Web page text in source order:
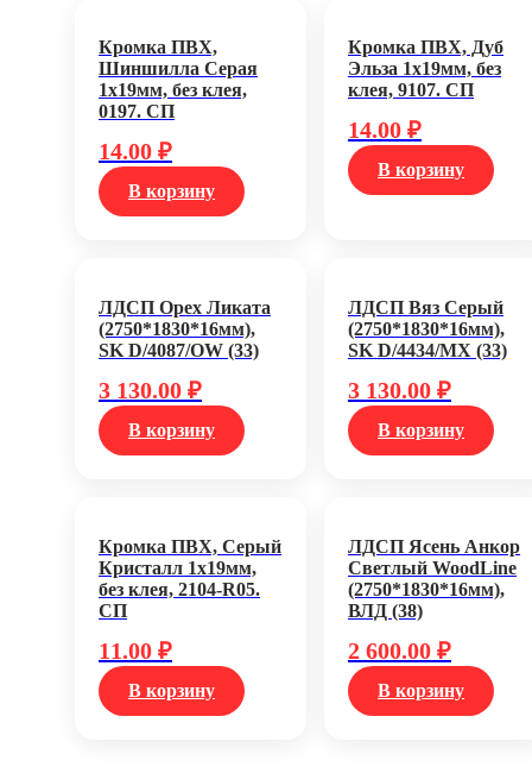
Кромка ПВХ,
Шиншилла Серая
1х19мм, без клея,
0197. СП
14.00 ₽
В корзину
Кромка ПВХ, Дуб
Эльза 1х19мм, без
клея, 9107. СП
14.00 ₽
В корзину
ЛДСП Орех Ликата
(2750*1830*16мм),
SK D/4087/OW (33)
3 130.00 ₽
В корзину
ЛДСП Вяз Серый
(2750*1830*16мм),
SK D/4434/MX (33)
3 130.00 ₽
В корзину
Кромка ПВХ, Серый
Кристалл 1х19мм,
без клея, 2104-R05.
СП
11.00 ₽
В корзину
ЛДСП Ясень Анкор
Светлый WoodLine
(2750*1830*16мм),
ВЛД (38)
2 600.00 ₽
В корзину